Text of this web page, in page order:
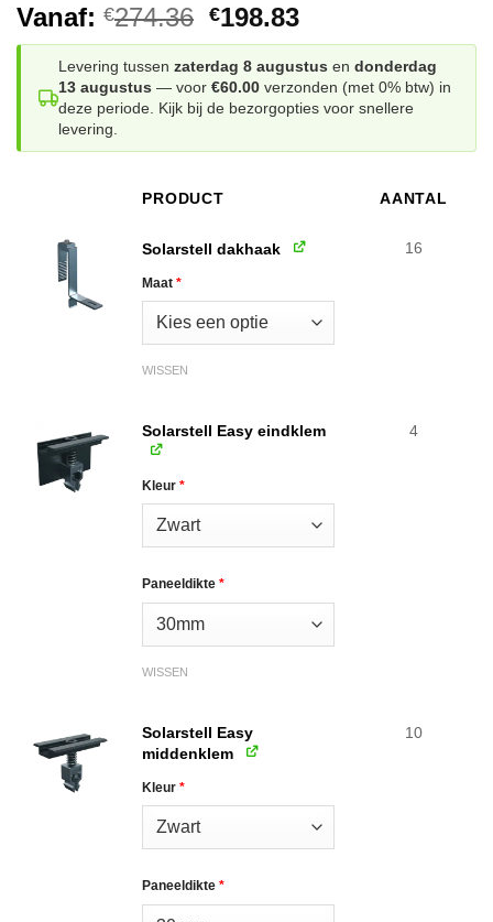
Vanaf: €274.36 Oorspronkelijke
prijs
was:
€274.36.
€198.83Huidige
prijs
is:
€198.83.
Levering tussen zaterdag 8 augustus en donderdag
13 augustus — voor €60.00 verzonden (met 0% btw) in
deze periode. Kijk bij de bezorgopties voor snellere
levering.
PRODUCT AANTAL
Solarstell dakhaak
Maat*
WISSEN
16
Solarstell Easy eindklem
Kleur*
Paneeldikte*
WISSEN
4
Solarstell Easy
middenklem
Kleur*
Paneeldikte*
10